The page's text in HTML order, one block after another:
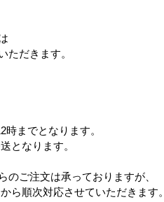
ただきます。
までとなります。
となります。
ご注文は承っておりますが、
ら順次対応させていただきます。